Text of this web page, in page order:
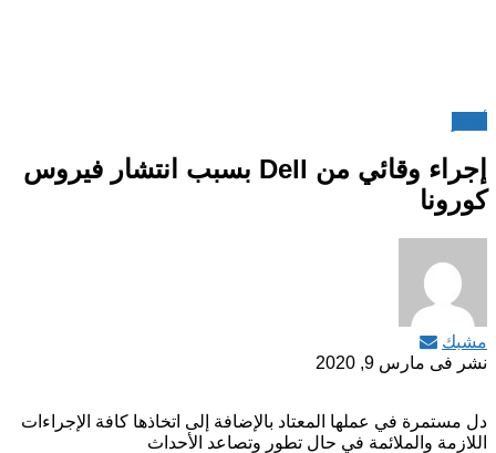
إجراء وقائي من Dell بسبب انتشار فيروس
كورونا
مشبك
نشر فى مارس 9, 2020
دل مستمرة في عملها المعتاد بالإضافة إلى اتخاذها كافة الإجراءات
اللازمة والملائمة في حال تطور وتصاعد الأحداث